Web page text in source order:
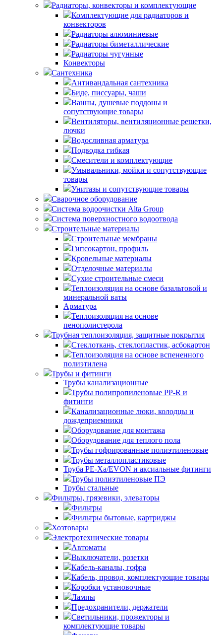
Радиаторы, конвекторы и комплектующие
Комплектующие для радиаторов и
конвекторов
Радиаторы алюминиевые
Радиаторы биметаллические
Радиаторы чугунные
Конвекторы
Сантехника
Антивандальная сантехника
Биде, писсуары, чаши
Ванны, душевые поддоны и
сопутствующие товары
Вентиляторы, вентиляционные решетки,
лючки
Водосливная арматура
Подводка гибкая
Смесители и комплектующие
Умывальники, мойки и сопутствующие
товары
Унитазы и сопутствующие товары
Сварочное оборудование
Система водоочистки Alta Group
Система поверхностного водоотвода
Строительные материалы
Строительные мембраны
Гипсокартон, профиль
Кровельные материалы
Отделочные материалы
Сухие строительные смеси
Теплоизоляция на основе базальтовой и
минеральной ваты
Арматура
Теплоизоляция на основе
пенополистерола
Трубная теплоизоляция, защитные покрытия
Стеклоткань, стеклопластик, асбокартон
Теплоизоляция на основе вспененного
полиэтилена
Трубы и фитинги
Трубы канализационные
Трубы полипропиленовые PP-R и
фитинги
Канализационные люки, колодцы и
дождеприемники
Оборудование для монтажа
Оборудование для теплого пола
Трубы гофрированные полиэтиленовые
Трубы металлопластиковые
Труба PE-Xa/EVON и аксиальные фитинги
Трубы полиэтиленовые ПЭ
Трубы стальные
Фильтры, грязевики, элеваторы
Фильтры
Фильтры бытовые, картриджы
Хозтовары
Электротехнические товары
Автоматы
Выключатели, розетки
Кабель-каналы, гофра
Кабель, провод, комплектующие товары
Коробки установочные
Лампы
Предохранители, держатели
Светильники, прожекторы и
комплектующие товары